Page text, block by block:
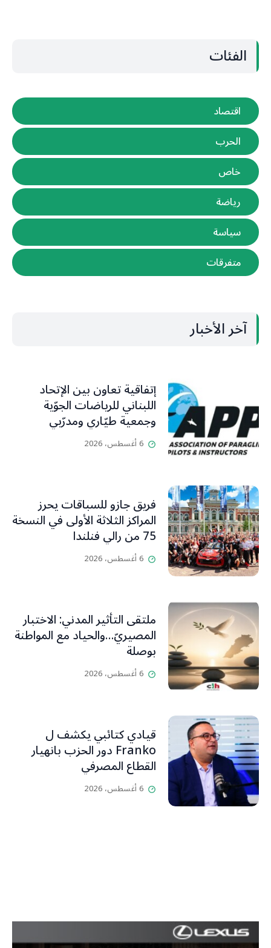
الفئات
اقتصاد
الحرب
خاص
رياضة
سياسة
متفرقات
آخر الأخبار
إتفاقية تعاون بين الإتحاد
اللبناني للرياضات الجوّية
وجمعية طيّاري ومدرّبي
الطيران الشراعي
6 أغسطس، 2026
فريق جازو للسباقات يحرز
المراكز الثلاثة الأولى في النسخة
75 من رالي فنلندا
6 أغسطس، 2026
ملتقى التأثير المدني: الاختبار
المصيريّ…والحياد مع المواطنة
بوصلة
6 أغسطس، 2026
قيادي كتائبي يكشف ل
Franko دور الحزب بانهيار
القطاع المصرفي
6 أغسطس، 2026